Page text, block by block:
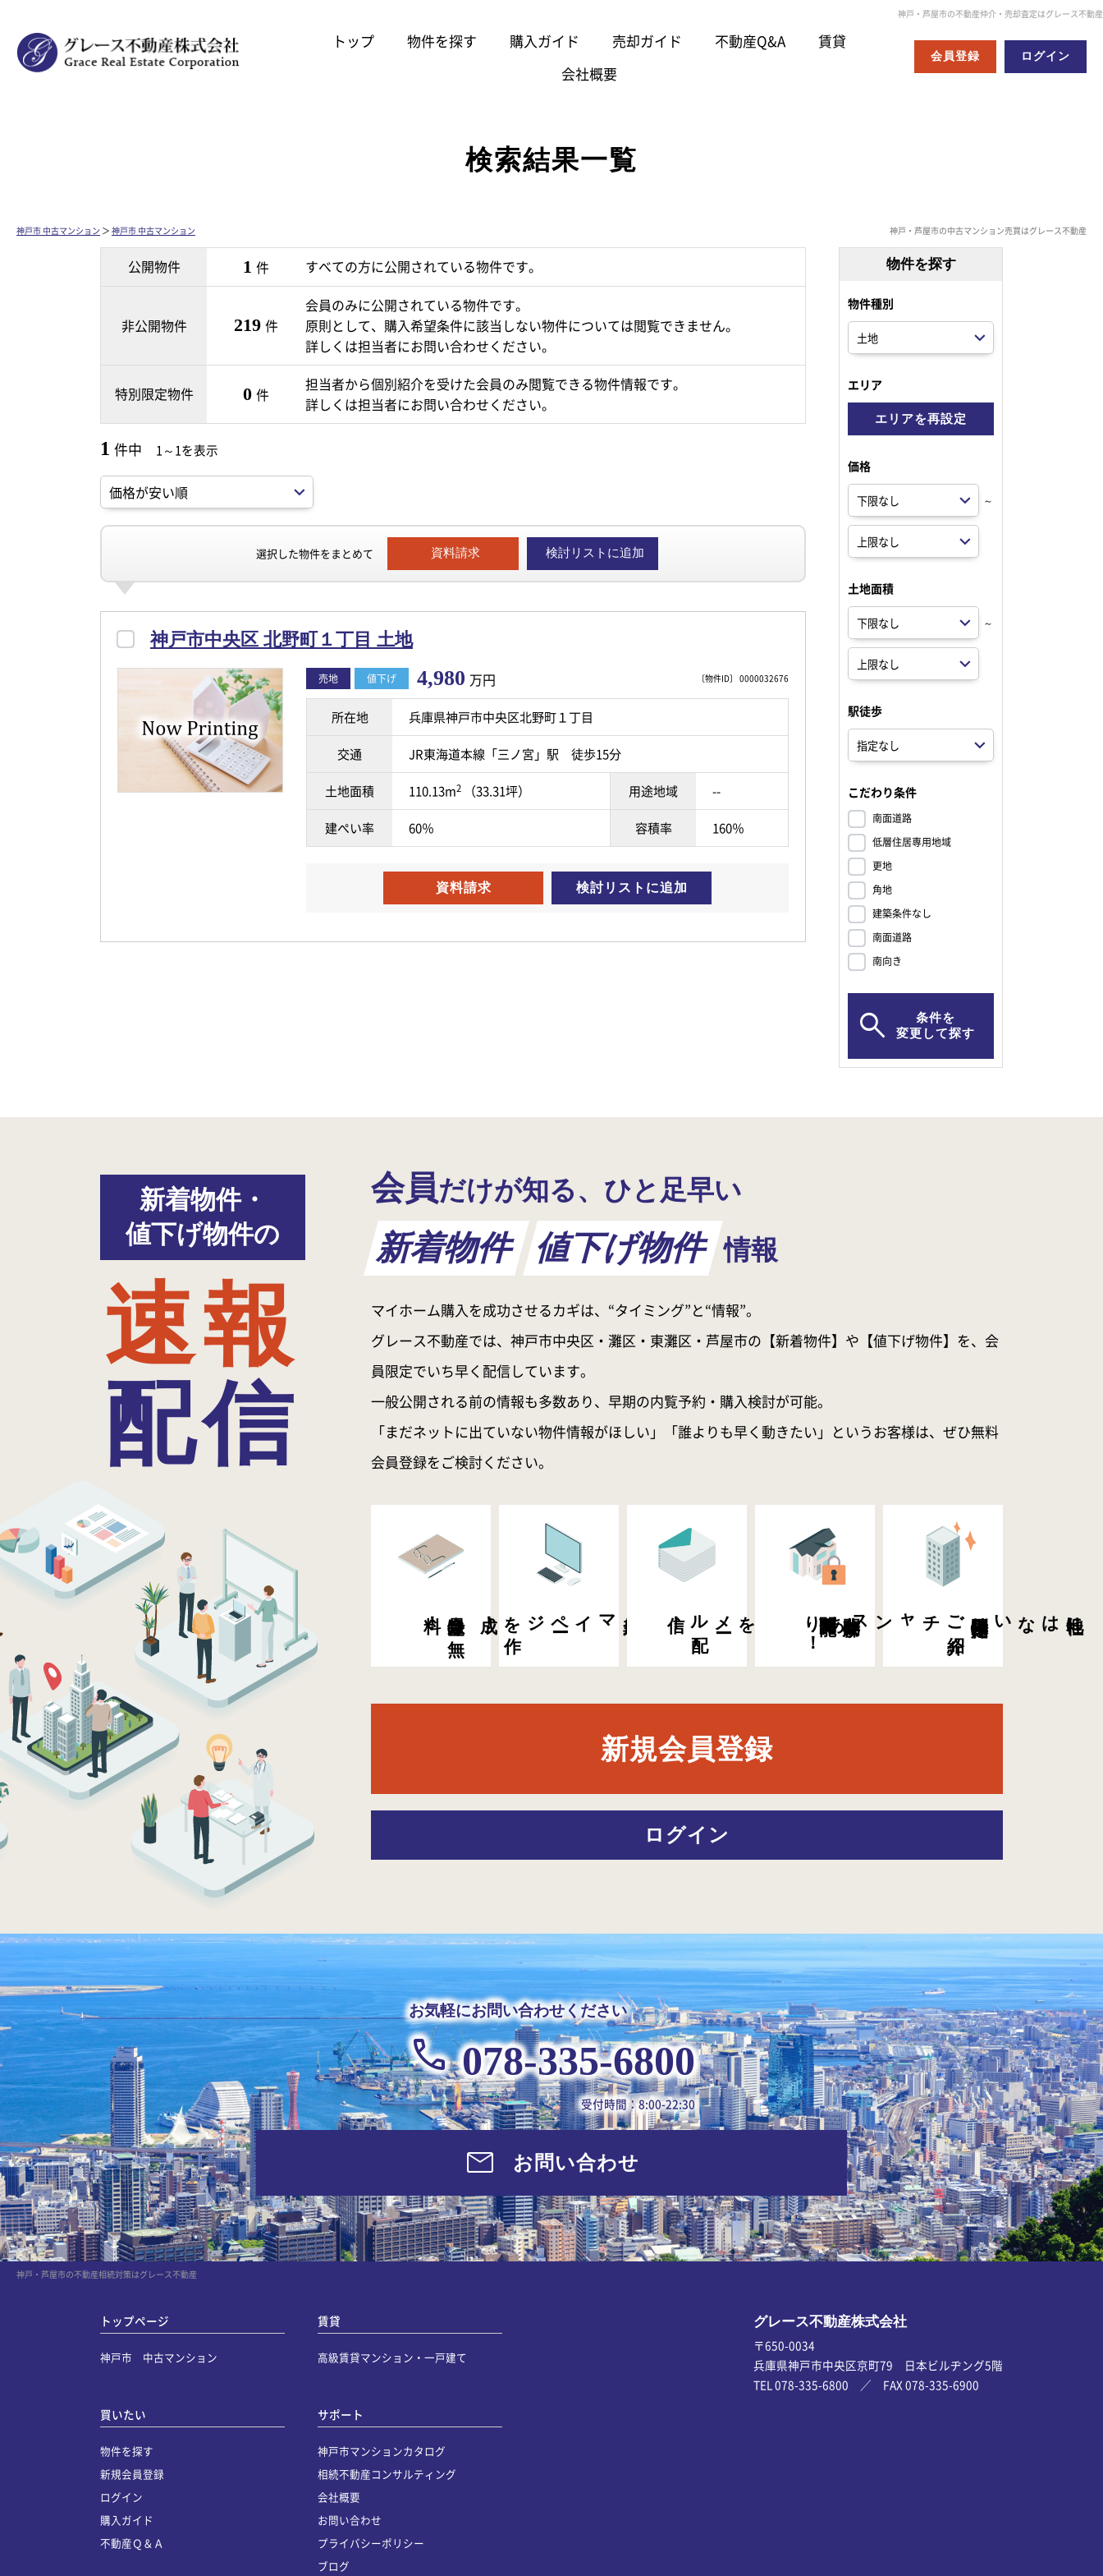
神戸・芦屋市の不動産仲介・売却査定はグレース不動産
トップ 物件を探す 購入ガイド 売却ガイド 不動産Q&A
賃貸
会社概要
会員登録 ログイン
検索結果一覧
神戸市 中古マンション ＞ 神戸市 中古マンション 神戸・芦屋市の中古マンション売買はグレース不動産
公開物件 1 件 すべての方に公開されている物件です。
非公開物件 219 件
会員のみに公開されている物件です。
原則として、購入希望条件に該当しない物件については閲覧できません。
詳しくは担当者にお問い合わせください。
特別限定物件 0 件
担当者から個別紹介を受けた会員のみ閲覧できる物件情報です。
詳しくは担当者にお問い合わせください。
1 件中 1～1を表示
選択した物件をまとめて 資料請求 検討リストに追加
神戸市中央区 北野町１丁目 土地
〔物件ID〕 0000032676
売地 値下げ 4,980 万円
所在地 兵庫県神戸市中央区北野町１丁目
交通 JR東海道本線「三ノ宮」駅 徒歩15分
土地面積 110.13m2 （33.31坪） 用途地域 --
建ぺい率 60％ 容積率 160％
資料請求 検討リスト に追加
物件を探す
物件種別
エリア
エリアを再設定
価格
～
土地面積
～
駅徒歩
こだわり条件
南面道路
低層住居専用地域
更地
角地
建築条件なし
南面道路
南向き
条件を
変更して探す
新着物件・
値下げ物件の
速報
配信
会員だけが知る、ひと足早い
新着物件 値下げ物件 情報
マイホーム購入を成功させるカギは、“タイミング”と“情報”。
グレース不動産では、神戸市中央区・灘区・東灘区・芦屋市の【新着物件】や【値下げ物件】を、会
員限定でいち早く配信しています。
一般公開される前の情報も多数あり、早期の内覧予約・購入検討が可能。
「まだネットに出ていない物件情報がほしい」「誰よりも早く動きたい」というお客様は、ぜひ無料
会員登録をご検討ください。
会員登録は
無
料！ マイペ
ー
ジを
作
成！ 希望条件に
合
を
メ
ー
ル
配
信！ 非公開物件が
閲覧可能！ 他社にはない
特別限定物件の
ご
紹介
チャンスあり
！
新規会員登録
ログイン
お気軽にお問い合わせください
078-335-6800
受付時間：8:00-22:30
お問い合わせ
神戸・芦屋市の不動産相続対策はグレース不動産
トップページ
神戸市 中古マンション
買いたい
物件を探す
新規会員登録
ログイン
購入ガイド
不動産Ｑ＆Ａ
賃貸
高級賃貸マンション・一戸建て
サポート
神戸市マンションカタログ
相続不動産コンサルティング
会社概要
お問い合わせ
プライバシーポリシー
ブログ
グレース不動産株式会社
〒650-0034
兵庫県神戸市中央区京町79 日本ビルヂング5階
TEL 078-335-6800 ／ FAX 078-335-6900